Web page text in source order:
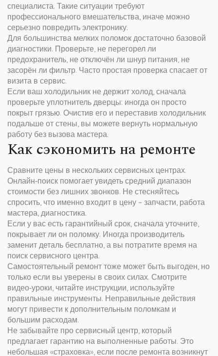
специалиста. Такие ситуации требуют
профессионального вмешательства, иначе можно
серьезно повредить электронику.
Для большинства мелких поломок достаточно базовой
диагностики. Проверьте, не перегорел ли
предохранитель, не отключён ли шнур питания, не
засорён ли фильтр. Часто простая проверка спасает от
визита в сервис.
Если ваш холодильник не держит холод, сначала
проверьте уплотнитель дверцы: иногда он просто
покрыт грязью. Очистив его и переставив холодильник
подальше от стены, вы можете вернуть нормальную
работу без вызова мастера.
Как сэкономить на ремонте
Сравните цены в нескольких сервисных центрах.
Онлайн‑поиск помогает увидеть средний диапазон
стоимости без лишних звонков. Не стесняйтесь
спросить, что именно входит в цену – запчасти, работа
мастера, диагностика.
Если у вас есть гарантийный срок, сначала уточните,
покрывает ли он поломку. Иногда производитель
заменит деталь бесплатно, а вы потратите время на
поиск сервисного центра.
Самостоятельный ремонт тоже может быть выгоден, но
только если вы уверены в своих силах. Смотрите
видео‑уроки, читайте инструкции, используйте
правильные инструменты. Неправильные действия
могут привести к дополнительным поломкам и
большим расходам.
Не забывайте про сервисный центр, который
предлагает гарантию на выполненные работы. Это
небольшая «страховка», если после ремонта возникнут